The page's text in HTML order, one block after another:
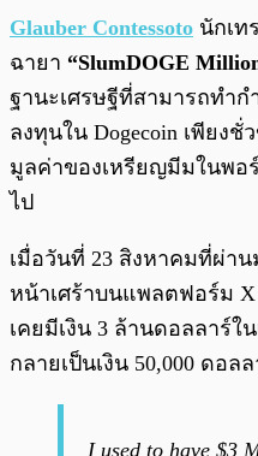
Glauber Contessoto นักเท
ฉายา “SlumDOGE
ฐานะเศรษฐีที่สามารถทำก
ลงทุนใน Dogecoin เพียง
มูลค่าของเหรียญมีมในพอ
ไป
เมื่อวันที่ 23 สิงหาคมที่ผ่าน
หน้าเศร้าบนแพลตฟอร์ม X
เคยมีเงิน 3 ล้านดอลลาร์ใ
กลายเป็นเงิน 50,000 ดอล
I used to have $3